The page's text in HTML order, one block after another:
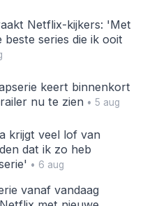
Netflix-kijkers: 'Met
beste series die ik ooit
keert binnenkort
nu te zien• 5 aug
krijgt veel lof van
dat ik zo heb
• 6 aug
vanaf vandaag